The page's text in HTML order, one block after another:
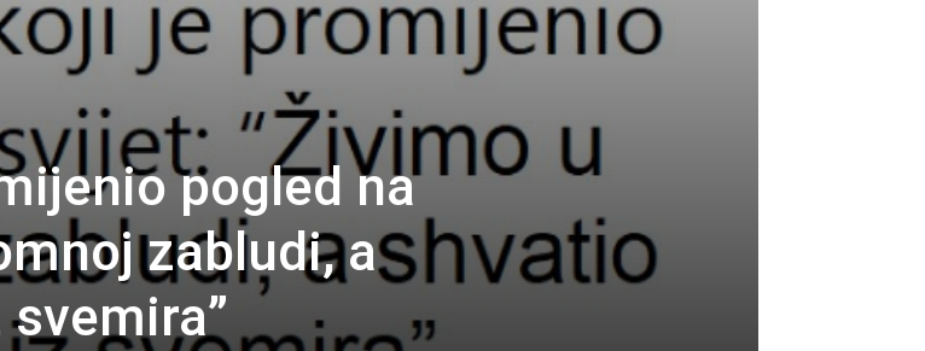
pogled na
zabludi, a